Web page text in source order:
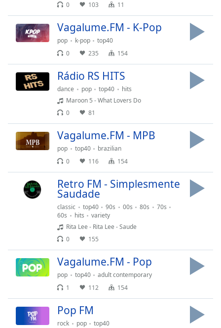
Descriptions
descriptions
selected
Subtitles
opens
subtitles
settings
subtitles
off,
selected
Fullscreen
modal
window.
0
103 11
Vagalume.FM - K-Pop
pop k-pop
top40
0
235 154
Rádio RS HITS
dance pop top40
hits
Maroon 5 - What Lovers Do
0
81
Vagalume.FM - MPB
pop top40
brazilian
0
116 154
Retro FM - Simplesmente
Saudade
classic top40 90s 00s 80s
70s
60s
hits
variety
Rita Lee - Rita Lee - Saude
0
155
Vagalume.FM - Pop
pop top40
adult contemporary
1
112 154
Pop FM
rock pop
top40